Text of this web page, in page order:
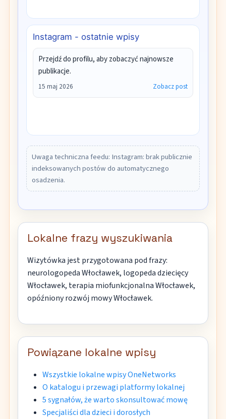
Instagram - ostatnie wpisy
Przejdź do profilu, aby zobaczyć najnowsze
publikacje.
15 maj 2026 Zobacz post
Uwaga techniczna feedu: Instagram: brak publicznie
indeksowanych postów do automatycznego
osadzenia.
Lokalne frazy wyszukiwania
Wizytówka jest przygotowana pod frazy:
neurologopeda Włocławek, logopeda dziecięcy
Włocławek, terapia miofunkcjonalna Włocławek,
opóźniony rozwój mowy Włocławek.
Powiązane lokalne wpisy
Wszystkie lokalne wpisy OneNetworks
O katalogu i przewagi platformy lokalnej
5 sygnałów, że warto skonsultować mowę
Specjaliści dla dzieci i dorosłych